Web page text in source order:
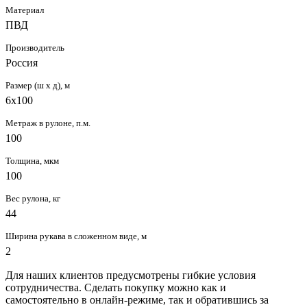
Материал
ПВД
Производитель
Россия
Размер (ш х д), м
6х100
Метраж в рулоне, п.м.
100
Толщина, мкм
100
Вес рулона, кг
44
Ширина рукава в сложенном виде, м
2
Для наших клиентов предусмотрены гибкие условия
сотрудничества. Сделать покупку можно как и
самостоятельно в онлайн-режиме, так и обратившись за